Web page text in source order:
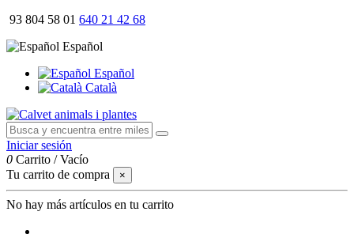
93 804 58 01 640 21 42 68
Español
Español
Català
Iniciar sesión
0 Carrito /Vacío
Tu carrito de compra
×
No hay más artículos en tu carrito